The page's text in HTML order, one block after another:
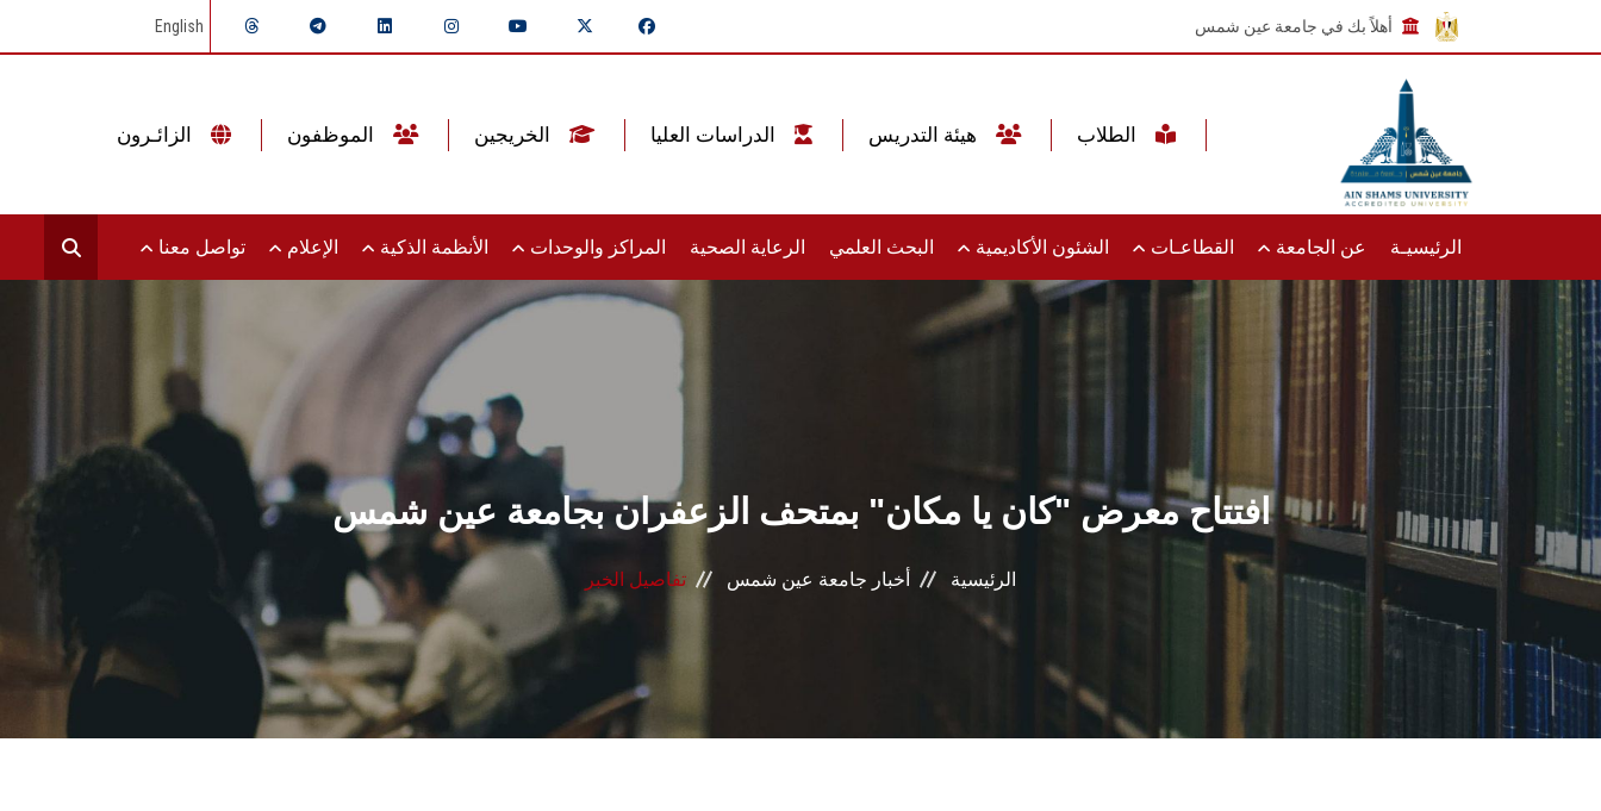
أهلاً بك في جامعة عين شمس English
الرئيسيـة عن الجامعة القطاعـات الشئون الأكاديمية البحث العلمي الرعاية الصحية المراكز والوحدات الأنظمة الذكية الإعلام تواصل معنا
افتتاح معرض "كان يا مكان" بمتحف الزعفران بجامعة عين شمس
الرئيسية أخبار جامعة عين شمس تفاصيل الخبر